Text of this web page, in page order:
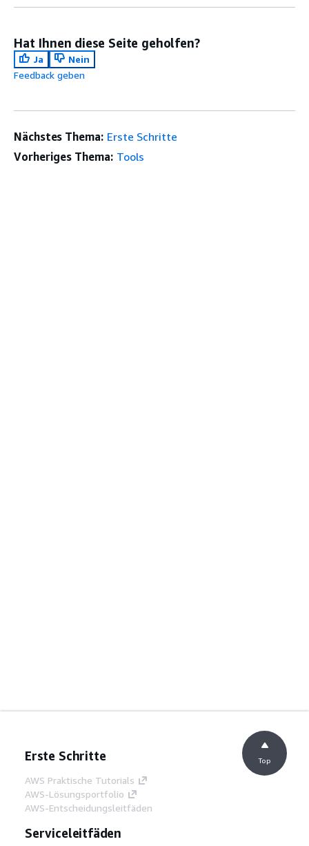
Hat Ihnen diese Seite geholfen?
Ja
Nein
Feedback geben
Nächstes Thema: Erste Schritte
Vorheriges Thema: Tools
Erste Schritte
AWS Praktische Tutorials
AWS-Lösungsportfolio
AWS-Entscheidungsleitfäden
Serviceleitfäden
Top